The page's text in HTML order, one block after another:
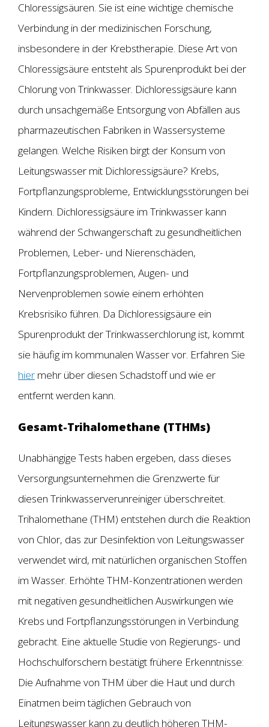
Chloressigsäuren. Sie ist eine wichtige chemische
Verbindung in der medizinischen Forschung,
insbesondere in der Krebstherapie. Diese Art von
Chloressigsäure entsteht als Spurenprodukt bei der
Chlorung von Trinkwasser. Dichloressigsäure kann
durch unsachgemäße Entsorgung von Abfällen aus
pharmazeutischen Fabriken in Wassersysteme
gelangen. Welche Risiken birgt der Konsum von
Leitungswasser mit Dichloressigsäure? Krebs,
Fortpflanzungsprobleme, Entwicklungsstörungen bei
Kindern. Dichloressigsäure im Trinkwasser kann
während der Schwangerschaft zu gesundheitlichen
Problemen, Leber- und Nierenschäden,
Fortpflanzungsproblemen, Augen- und
Nervenproblemen sowie einem erhöhten
Krebsrisiko führen. Da Dichloressigsäure ein
Spurenprodukt der Trinkwasserchlorung ist, kommt
sie häufig im kommunalen Wasser vor. Erfahren Sie
hier mehr über diesen Schadstoff und wie er
entfernt werden kann.
Gesamt-Trihalomethane (TTHMs)
Unabhängige Tests haben ergeben, dass dieses
Versorgungsunternehmen die Grenzwerte für
diesen Trinkwasserverunreiniger überschreitet.
Trihalomethane (THM) entstehen durch die Reaktion
von Chlor, das zur Desinfektion von Leitungswasser
verwendet wird, mit natürlichen organischen Stoffen
im Wasser. Erhöhte THM-Konzentrationen werden
mit negativen gesundheitlichen Auswirkungen wie
Krebs und Fortpflanzungsstörungen in Verbindung
gebracht. Eine aktuelle Studie von Regierungs- und
Hochschulforschern bestätigt frühere Erkenntnisse:
Die Aufnahme von THM über die Haut und durch
Einatmen beim täglichen Gebrauch von
Leitungswasser kann zu deutlich höheren THM-